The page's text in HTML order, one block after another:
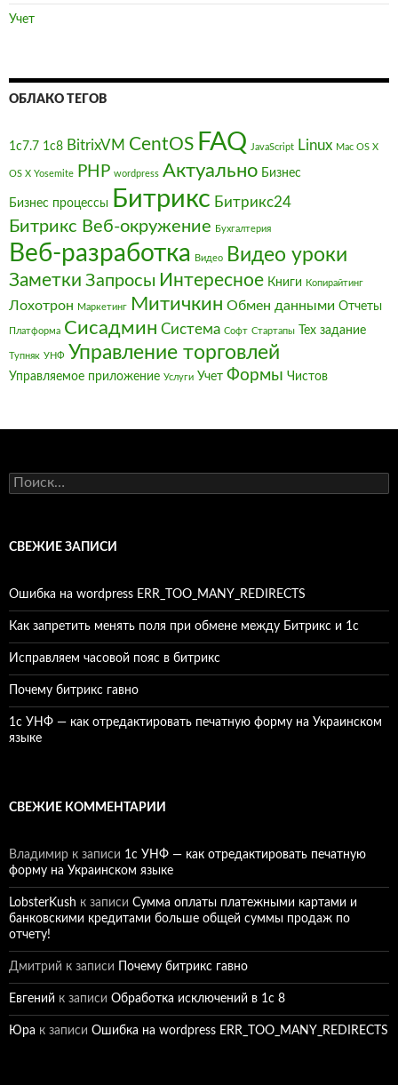
Учет
ОБЛАКО ТЕГОВ
1с7.7 1с8 BitrixVM CentOS FAQ JavaScript Linux Mac OS X
OS X Yosemite PHP wordpress Актуально Бизнес
Бизнес процессы Битрикс Битрикс24
Битрикс Веб-окружение Бухгалтерия
Веб-разработка Видео Видео уроки
Заметки Запросы Интересное Книги Копирайтинг
Лохотрон Маркетинг Митичкин Обмен данными Отчеты
Платформа Сисадмин Система Софт Стартапы Тех задание
Тупняк УНФ Управление торговлей
Управляемое приложение Услуги Учет Формы Чистов
Найти:
СВЕЖИЕ ЗАПИСИ
Ошибка на wordpress ERR_TOO_MANY_REDIRECTS
Как запретить менять поля при обмене между Битрикс и 1с
Исправляем часовой пояс в битрикс
Почему битрикс гавно
1c УНФ — как отредактировать печатную форму на Украинском
языке
СВЕЖИЕ КОММЕНТАРИИ
Владимир к записи 1c УНФ — как отредактировать печатную
форму на Украинском языке
LobsterKush к записи Сумма оплаты платежными картами и
банковскими кредитами больше общей суммы продаж по
отчету!
Дмитрий к записи Почему битрикс гавно
Евгений к записи Обработка исключений в 1с 8
Юра к записи Ошибка на wordpress ERR_TOO_MANY_REDIRECTS